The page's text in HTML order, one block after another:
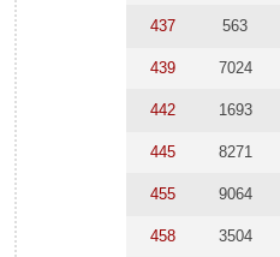
437 563
439 7024
442 1693
445 8271
455 9064
458 3504